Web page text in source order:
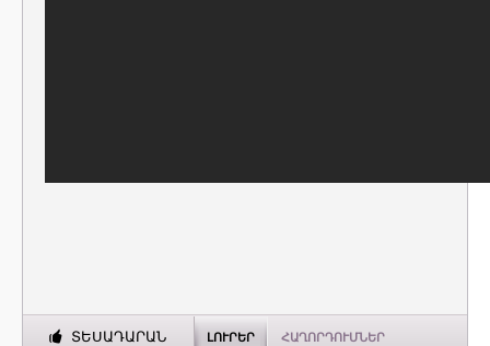
ՏԵՍԱԴԱՐԱՆ ԼՈՒՐԵՐ ՀԱՂՈՐԴՈՒՄՆԵՐ